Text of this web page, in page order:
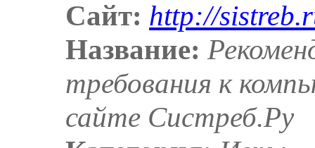
Сайт: http://
Название:
требования к
сайте Систреб.Ру